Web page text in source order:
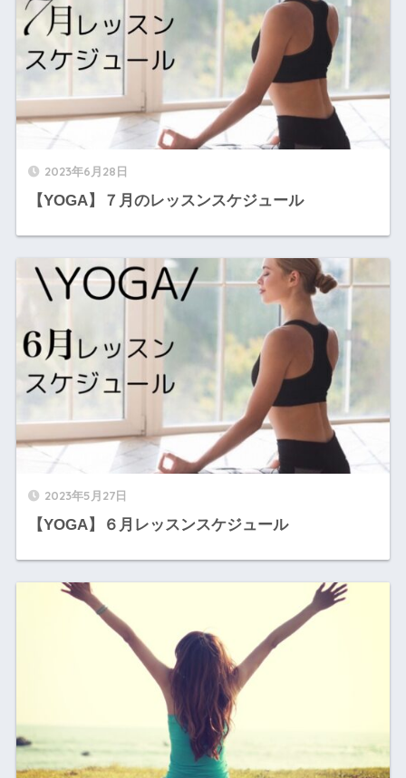
2023年6月28日
【YOGA】７月のレッスンスケジュール
2023年5月27日
【YOGA】６月レッスンスケジュール